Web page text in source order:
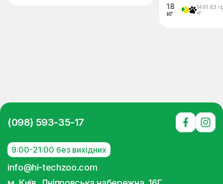
1.8
кг
1491.83
кг
(098) 593-35-17
9:00-21:00 без вихідних
info@hi-techzoo.com